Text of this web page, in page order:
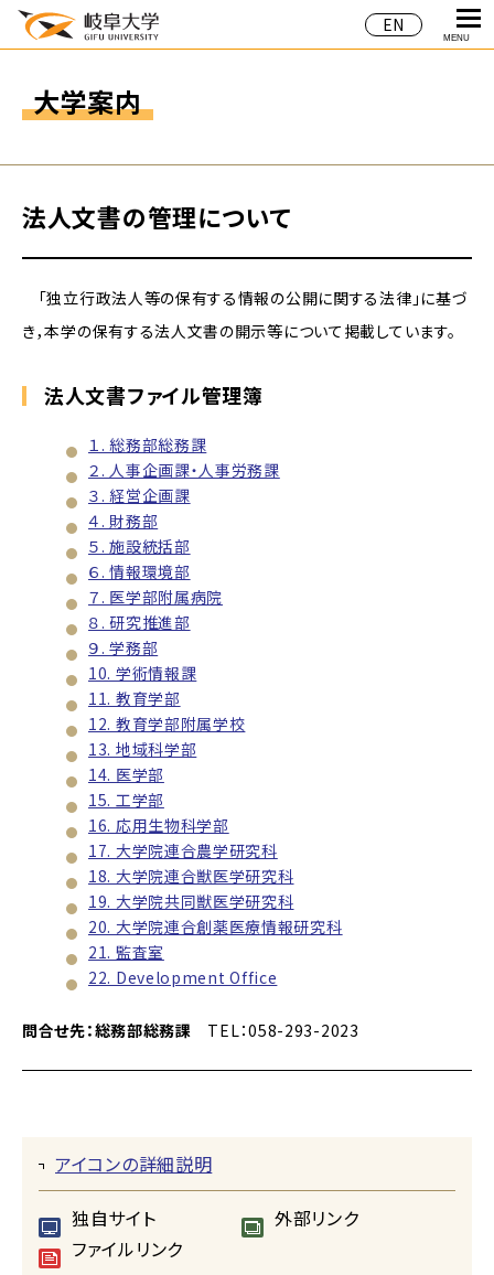
EN
MENU
大学案内
法人文書の管理について
「独立行政法人等の保有する情報の公開に関する法律」に基づ
き，本学の保有する法人文書の開示等について掲載しています。
法人文書ファイル管理簿
１. 総務部総務課
２. 人事企画課・人事労務課
３. 経営企画課
４. 財務部
５. 施設統括部
６. 情報環境部
７. 医学部附属病院
８. 研究推進部
９. 学務部
10. 学術情報課
11. 教育学部
12. 教育学部附属学校
13. 地域科学部
14. 医学部
15. 工学部
16. 応用生物科学部
17. 大学院連合農学研究科
18. 大学院連合獣医学研究科
19. 大学院共同獣医学研究科
20. 大学院連合創薬医療情報研究科
21. 監査室
22. Development Office
問合せ先：総務部総務課 TEL：058-293-2023
アイコンの詳細説明
独自サイト
外部リンク
ファイルリンク